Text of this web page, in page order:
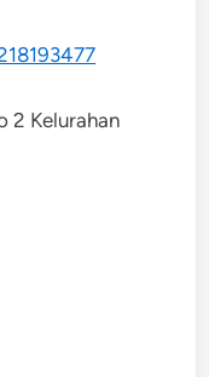
2 Kelurahan